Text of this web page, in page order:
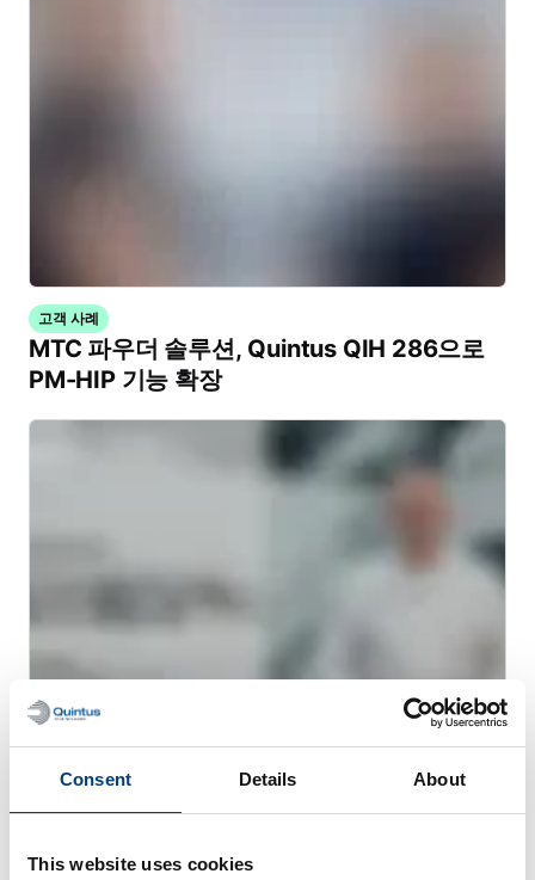
Consent Details About
This website uses cookies
고객 사례
MTC 파우더 솔루션, Quintus QIH 286으로
PM-HIP 기능 확장
웹 세미나
금속 3D 프린팅을 위한 열간 등방성 프레스